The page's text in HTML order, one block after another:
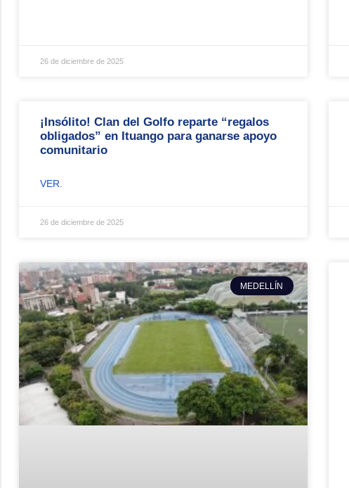
26 de diciembre de 2025
¡Insólito! Clan del Golfo reparte “regalos
obligados” en Ituango para ganarse apoyo
comunitario
VER.
26 de diciembre de 2025
MEDELLÍN